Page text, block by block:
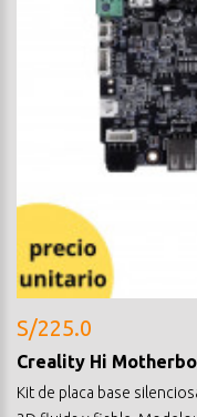
S/225.0
Creality Hi
Kit de placa base